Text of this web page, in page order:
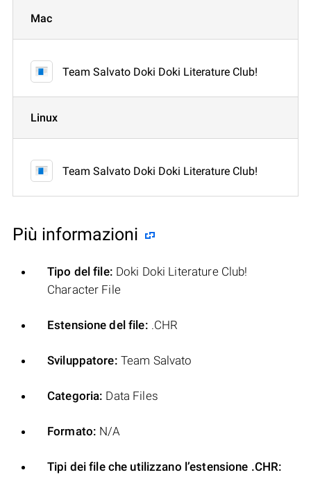
Mac
Team Salvato Doki Doki Literature Club!
Linux
Team Salvato Doki Doki Literature Club!
Più informazioni
Tipo del file: Doki Doki Literature Club!
Character File
Estensione del file: .CHR
Sviluppatore: Team Salvato
Categoria: Data Files
Formato: N/A
Tipi dei file che utilizzano l’estensione .CHR: